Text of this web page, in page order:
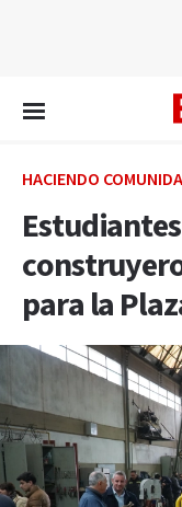
HACIENDO
para la